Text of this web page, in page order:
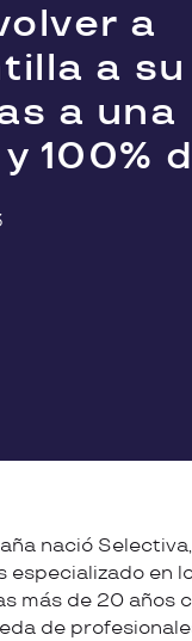
a
a
a una
100%
nació
especializado
más de 20 años
de